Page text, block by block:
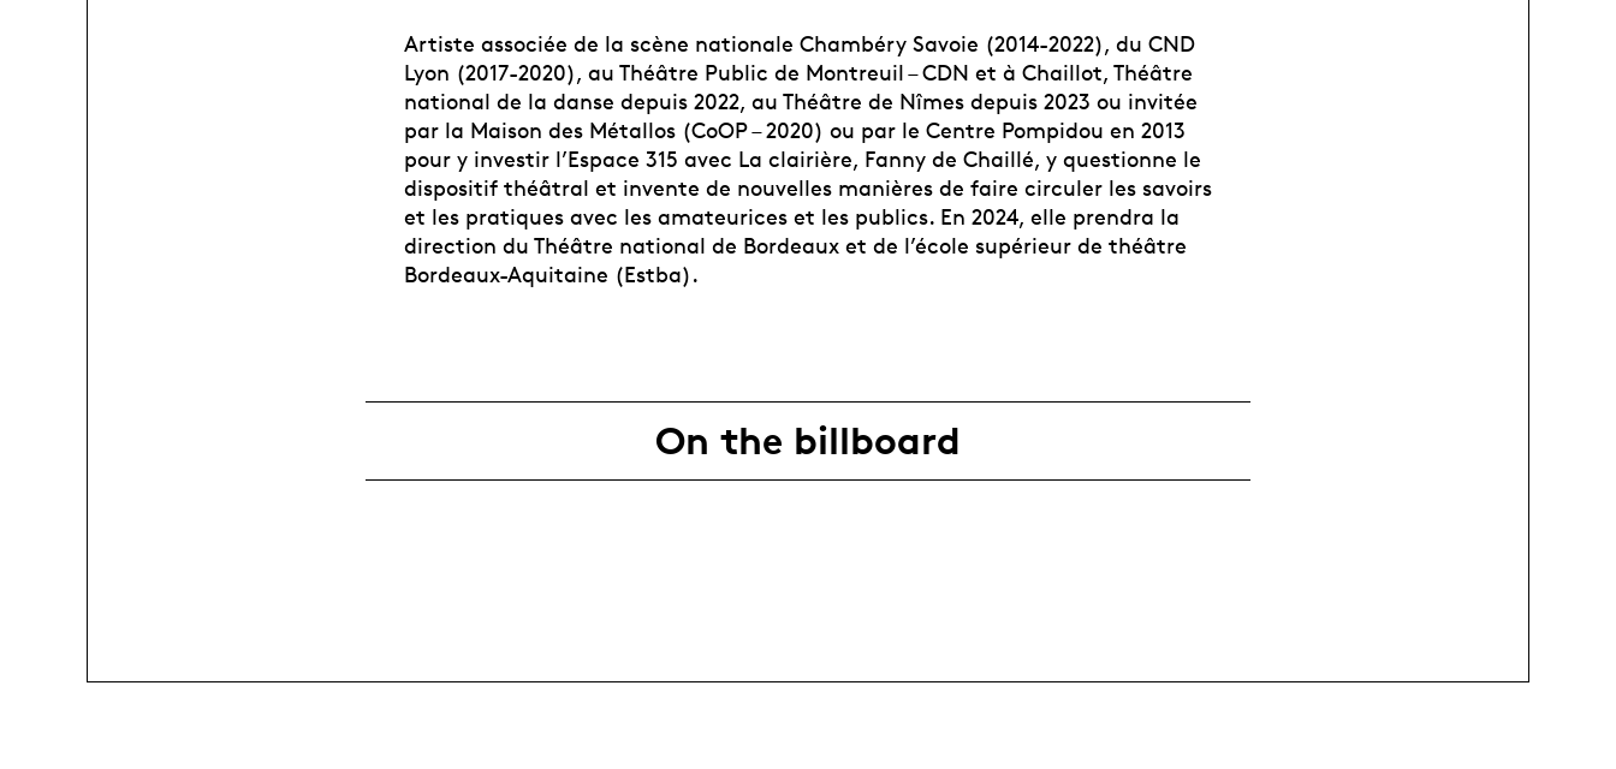
Artiste associée de la scène nationale Chambéry Savoie (2014-2022), du CND
Lyon (2017-2020), au Théâtre Public de Montreuil – CDN et à Chaillot, Théâtre
national de la danse depuis 2022, au Théâtre de Nîmes depuis 2023 ou invitée
par la Maison des Métallos (CoOP – 2020) ou par le Centre Pompidou en 2013
pour y investir l’Espace 315 avec La clairière, Fanny de Chaillé, y questionne le
dispositif théâtral et invente de nouvelles manières de faire circuler les savoirs
et les pratiques avec les amateurices et les publics. En 2024, elle prendra la
direction du Théâtre national de Bordeaux et de l’école supérieur de théâtre
Bordeaux-Aquitaine (Estba).
On the billboard